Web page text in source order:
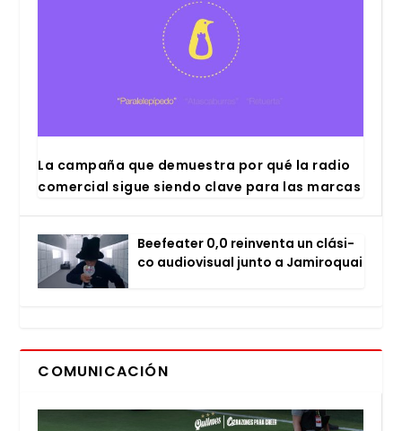
La cam­pa­ña que demues­tra por qué la radio
comer­cial sigue sien­do cla­ve para las mar­cas
Bee­fea­ter 0,0 rein­ven­ta un clá­si­
co audio­vi­sual jun­to a Jami­ro­quai
COMUNICACIÓN